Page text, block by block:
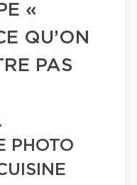
«
QU’ON
PAS
PHOTO